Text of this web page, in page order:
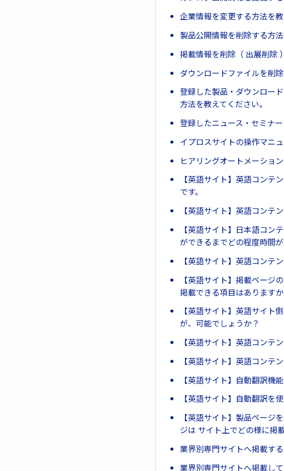
企業情報を変更する方法を教
製品公開情報を削除する方
掲載情報を削除（ 出展削除
ダウンロードファイルを削
登録した製品・ダウンロー
方法を教えてください。
登録したニュース・セミナ
イプロスサイトの操作マニュ
ヒアリングオートメーショ
【英語サイト】英語コンテ
です。
【英語サイト】英語コンテ
【英語サイト】日本語コン
ができるまでどの程度時間
【英語サイト】英語コンテ
【英語サイト】掲載ページ
掲載できる項目はありますか
【英語サイト】英語サイト
が、可能でしょうか？
【英語サイト】英語コンテ
【英語サイト】英語コンテ
【英語サイト】自動翻訳機
【英語サイト】自動翻訳を
【英語サイト】製品ページ
ジは サイト上でどの様に掲
業界別専門サイトへ掲載す
業界別専門サイトへ掲載し